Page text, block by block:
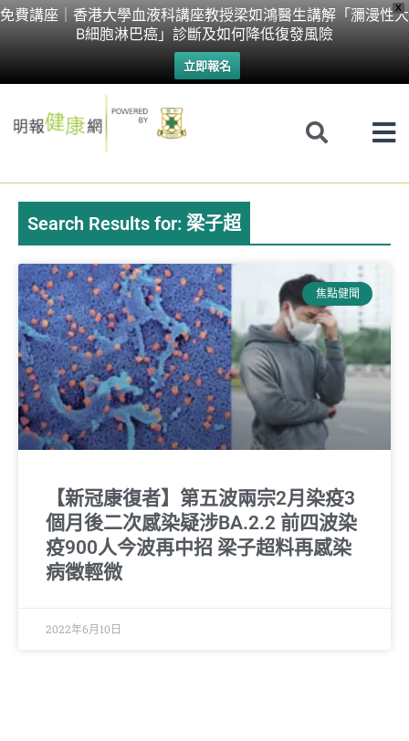
X
免費講座｜香港大學血液科講座教授梁如鴻醫生講解「瀰漫性大
B細胞淋巴癌」診斷及如何降低復發風險
立即報名
Skip
Search Results for: 梁子超
焦點健聞
【新冠康復者】第五波兩宗2月染疫3
個月後二次感染疑涉BA.2.2 前四波染
疫900人今波再中招 梁子超料再感染
病徵輕微
2022年6月10日
PagePagePage Page